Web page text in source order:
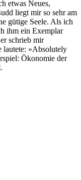
etwas Neues,
liegt mir so sehr am
gütige Seele. Als ich
ihm ein Exemplar
schrieb mir
lautete: »Absolutely
Ökonomie der